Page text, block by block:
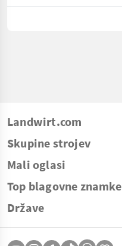
Landwirt.com
Skupine strojev
Mali oglasi
Top blagovne znamke
Države